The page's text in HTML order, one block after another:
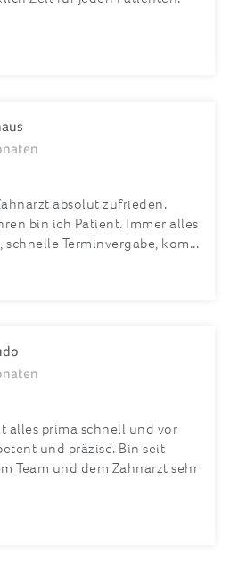
absolut zufrieden.
bin ich Patient. Immer alles
Terminvergabe, kom...
alles prima schnell und vor
und präzise. Bin seit
Team und dem Zahnarzt sehr